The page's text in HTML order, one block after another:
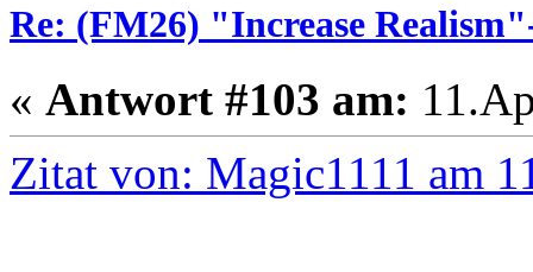
Re: (FM26) "Increase
« Antwort #103 am:
Zitat von: Magic1111 am